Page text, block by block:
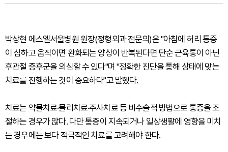
박상현 에스엘서울병원 원장(정형외과 전문의)은 "아침에 허리 통증
이 심하고 움직이면 완화되는 양상이 반복된다면 단순 근육통이 아닌
후관절 증후군을 의심할 수 있다"며 "정확한 진단을 통해 상태에 맞는
치료를 진행하는 것이 중요하다"고 말했다.
치료는 약물치료·물리치료·주사치료 등 비수술적 방법으로 통증을 조
절하는 경우가 많다. 다만 통증이 지속되거나 일상생활에 영향을 미치
는 경우에는 보다 적극적인 치료를 고려해야 한다.